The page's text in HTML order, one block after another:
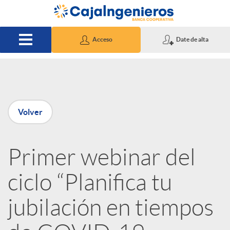
Saltar al contenido principal
Acceso Date de alta
P
u
b
l
Volver
Primer webinar del
ciclo “Planifica tu
jubilación en tiempos